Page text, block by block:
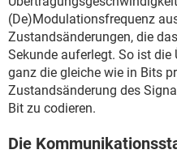
(De)Modulationsfrequenz
Zustandsänderungen, die
Sekunde auferlegt. So ist
ganz die gleiche wie in Bits
Zustandsänderung des
Bit zu codieren.
Die